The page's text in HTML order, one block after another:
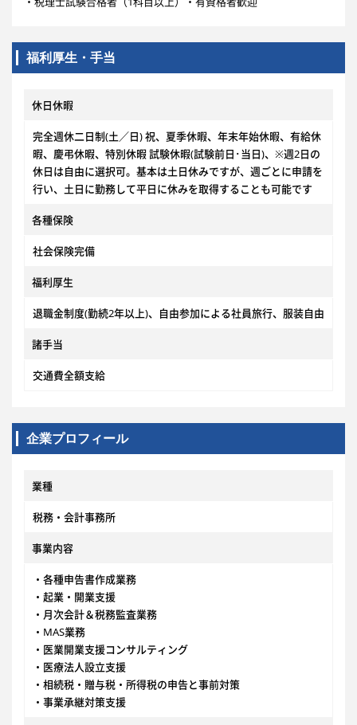
福利厚生・手当
休日休暇
完全週休二日制(土／日) 祝、夏季休暇、年末年始休暇、有給休
暇、慶弔休暇、特別休暇 試験休暇(試験前日･当日)、※週2日の
休日は自由に選択可。基本は土日休みですが、週ごとに申請を
行い、土日に勤務して平日に休みを取得することも可能です
各種保険
社会保険完備
福利厚生
退職金制度(勤続2年以上)、自由参加による社員旅行、服装自由
諸手当
交通費全額支給
企業プロフィール
業種
税務・会計事務所
事業内容
・各種申告書作成業務
・起業・開業支援
・月次会計＆税務監査業務
・MAS業務
・医業開業支援コンサルティング
・医療法人設立支援
・相続税・贈与税・所得税の申告と事前対策
・事業承継対策支援